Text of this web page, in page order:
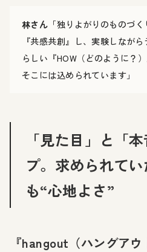
林さん 「独りよがりのものづ
『共感共創』し、実験しなが
らしい『HOW（どのように？
そこには込められています」
「見た目」と「
プ。求められて
も“心地よさ”
『hangout（ハングア